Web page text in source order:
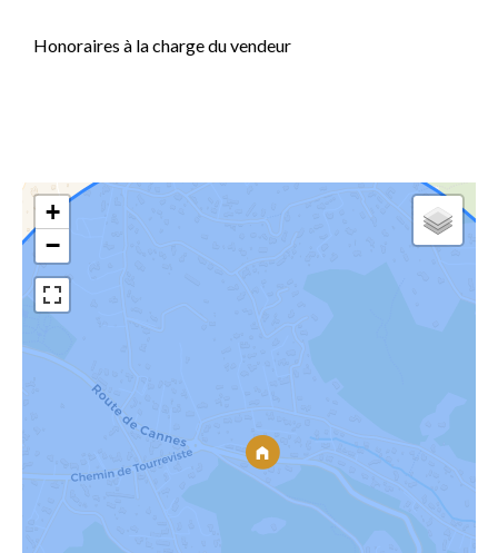
Honoraires à la charge du vendeur
+
−